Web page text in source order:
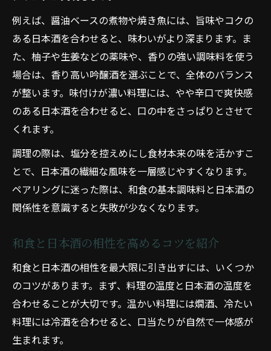
例えば、醤油ベースの煮物や焼き魚には、旨味やコクの
ある日本酒を合わせると、味わいがより深まります。ま
た、柚子や生姜などの薬味や、香りの強い調味料を使う
場合は、香り高い吟醸酒を選ぶことで、全体のバランス
が整います。味付けが濃い料理には、やや辛口で爽快感
のある日本酒を合わせると、口の中をさっぱりとさせて
くれます。
調理の際は、塩分を控えめにし食材本来の味を活かすこ
とで、日本酒の繊細な風味を一層感じやすくなります。
ペアリングに迷った際は、和食の基本調味料と日本酒の
関係性を意識すると失敗が少なくなります。
和食と日本酒の相性を高めるコツを紹介
和食と日本酒の相性を最大限に引き出すには、いくつか
のコツがあります。まず、料理の温度と日本酒の温度を
合わせることが大切です。温かい料理には燗酒、冷たい
料理には冷酒を合わせると、口当たりが自然で一体感が
生まれます。